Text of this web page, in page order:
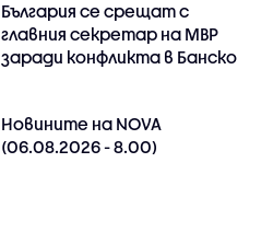
България се срещат с
главния секретар на МВР
заради конфликта в Банско
Новините на NOVA
(06.08.2026 - 8.00)